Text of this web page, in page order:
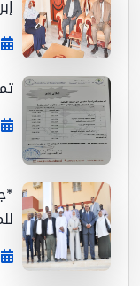
منذ
تمديد
منذ
*جامعة
منذ